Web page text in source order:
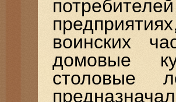
воинских
домовые
столовые